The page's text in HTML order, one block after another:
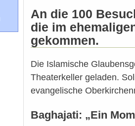
An die 100
die im
gekommen.
Die Islamische
Theaterkeller geladen.
evangelische
Baghajati: „Ein